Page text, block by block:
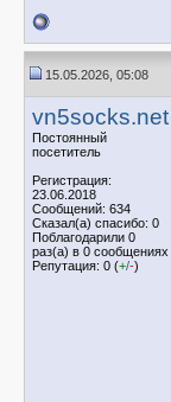
15.05.2026, 05:08
vn5socks.net
Постоянный
посетитель
Регистрация:
23.06.2018
Сообщений: 634
Сказал(а) спасибо: 0
Поблагодарили 0
раз(а) в 0 сообщениях
Репутация: 0 (+/-)